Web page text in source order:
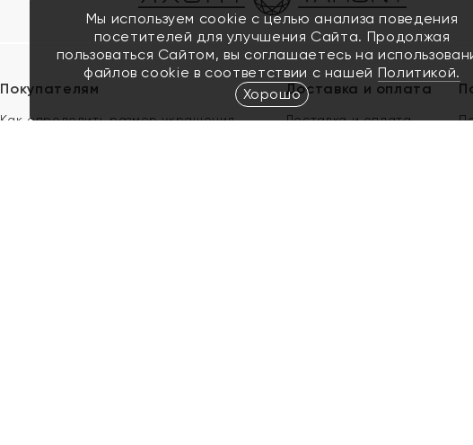
Покупателям
Как определить размер украшения
Доставка и оплата
Доставка и оплата
Мы используем cookie с целью анализа поведения
посетителей для улучшения Сайта. Продолжая
пользоваться Сайтом, вы соглашаетесь на
файлов cookie в соответствии с нашей Политикой.
Хорошо